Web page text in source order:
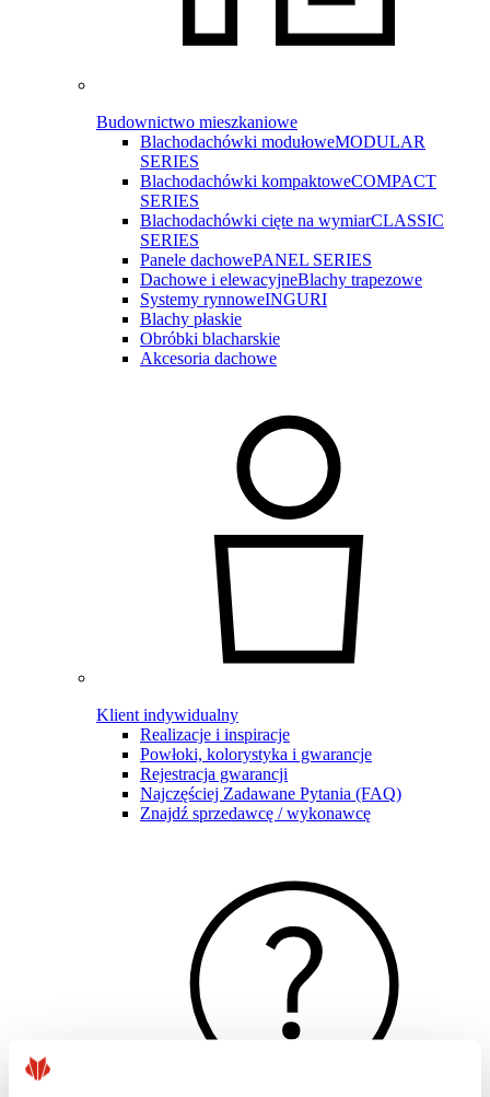
Budownictwo mieszkaniowe
Blachodachówki modułoweMODULAR
SERIES
Blachodachówki kompaktoweCOMPACT
SERIES
Blachodachówki cięte na wymiarCLASSIC
SERIES
Panele dachowePANEL SERIES
Dachowe i elewacyjneBlachy trapezowe
Systemy rynnoweINGURI
Blachy płaskie
Obróbki blacharskie
Akcesoria dachowe
Klient indywidualny
Realizacje i inspiracje
Powłoki, kolorystyka i gwarancje
Rejestracja gwarancji
Najczęściej Zadawane Pytania (FAQ)
Znajdź sprzedawcę / wykonawcę